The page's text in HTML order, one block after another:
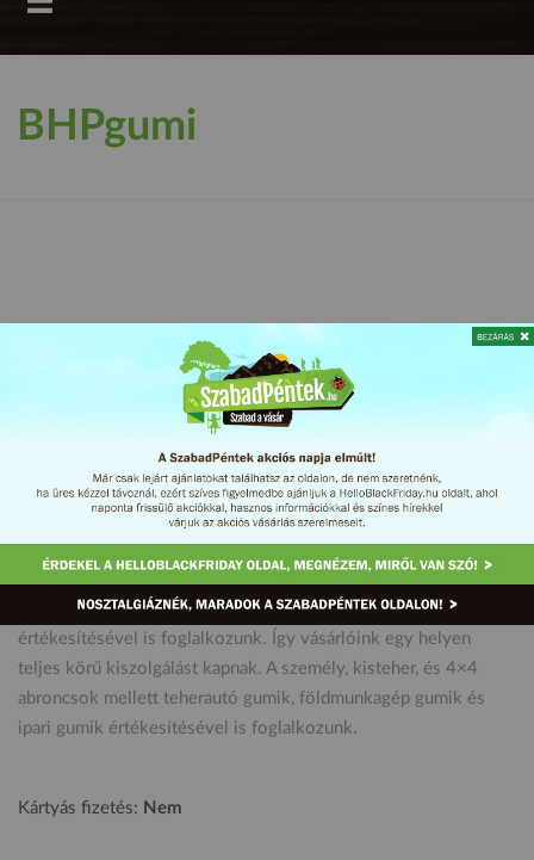
BHPgumi
Autógumi értékesítés mellett ma már alufelnik, lemezfelnik
értékesítésével is foglalkozunk. Így vásárlóink egy helyen
teljes körű kiszolgálást kapnak. A személy, kisteher, és 4×4
abroncsok mellett teherautó gumik, földmunkagép gumik és
ipari gumik értékesítésével is foglalkozunk.
Kártyás fizetés: Nem